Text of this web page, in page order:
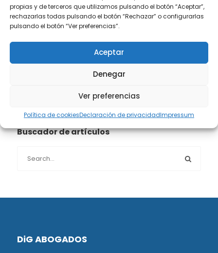
propias y de terceros que utilizamos pulsando el botón “Aceptar”,
rechazarlas todas pulsando el botón “Rechazar” o configurarlas
pulsando el botón “Ver preferencias”.
Aceptar
Denegar
Ver preferencias
Política de cookiesDeclaración de privacidadImpressum
Propiedad intelectual e industrial(13)
Sin categoría(1)
Buscador de artículos
DiG ABOGADOS